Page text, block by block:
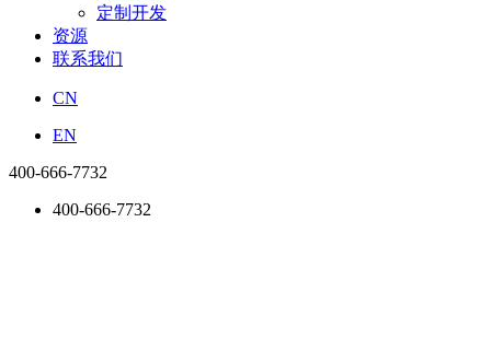
定制开发
资源
联系我们
CN
EN
400-666-7732
400-666-7732